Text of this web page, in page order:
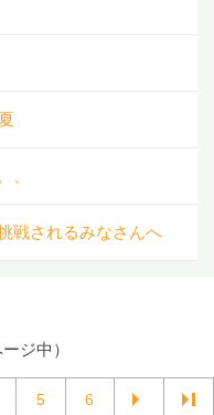
、
戦されるみなさんへ
ジ中）
5 6